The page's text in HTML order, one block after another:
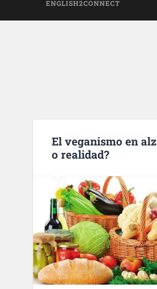
ENGLISH2CONNECT
El veganismo en
o realidad?